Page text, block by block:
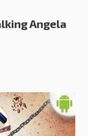
Angela
0.0